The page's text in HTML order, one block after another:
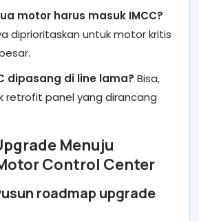
motor harus masuk IMCC?
diprioritaskan untuk motor kritis
dipasang di line lama? Bisa,
retrofit panel yang dirancang
Menuju
Control Center
roadmap upgrade